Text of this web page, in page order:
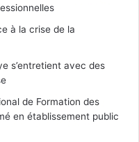
à la crise de la
s’entretient avec des
de Formation des
en établissement public